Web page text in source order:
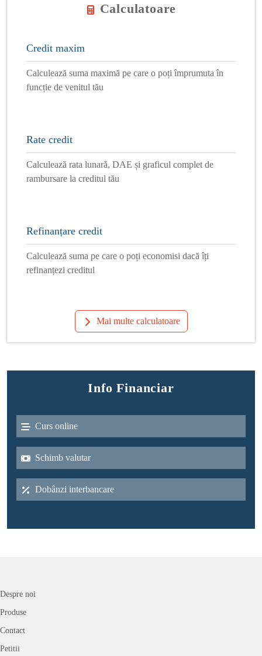
Calculatoare
Credit maxim
Calculează suma maximă pe care o poți împrumuta în
funcție de venitul tău
Rate credit
Calculează rata lunară, DAE și graficul complet de
rambursare la creditul tău
Refinanțare credit
Calculează suma pe care o poți economisi dacă îți
refinanțezi creditul
Mai multe calculatoare
Info Financiar
Curs online
Schimb valutar
Dobânzi interbancare
Despre noi
Produse
Contact
Petitii